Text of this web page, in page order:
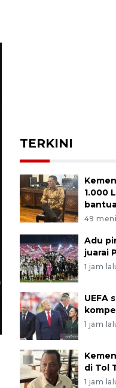
TERKINI
1.000
49
Adu
juarai
1 jam
UEFA
1 jam
di Tol
1 jam